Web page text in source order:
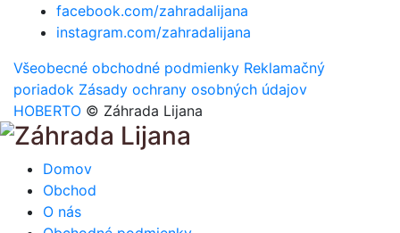
facebook.com/zahradalijana
instagram.com/zahradalijana
Všeobecné obchodné podmienky Reklamačný
poriadok Zásady ochrany osobných údajov
HOBERTO © Záhrada Lijana
Domov
Obchod
O nás